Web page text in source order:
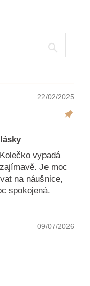
22/02/2025
vypadá
Je moc
na náušnice,
spokojená.
09/07/2026